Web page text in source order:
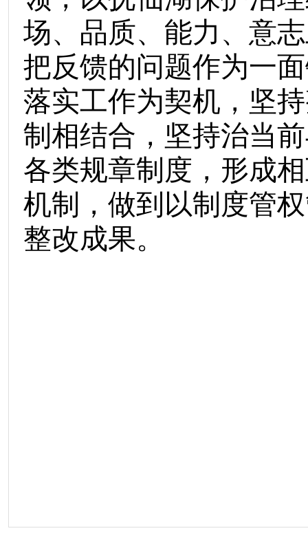
场、品质、能力、意
把反馈的问题作为一
落实工作为契机，坚
制相结合，坚持治当
各类规章制度，形成
机制，做到以制度管
整改成果。